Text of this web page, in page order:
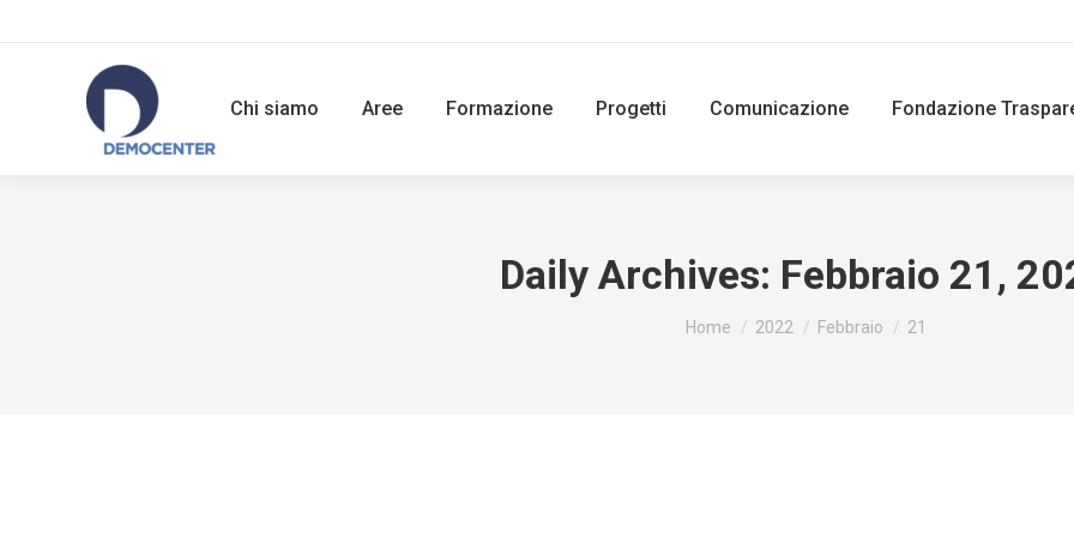
Chi siamo Aree Formazione Progetti Comunicazione Fondazione
Daily Archives: Febbraio 21,
You are here:
Home 2022 Febbraio 21